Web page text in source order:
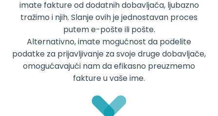
imate fakture od dodatnih dobavljača, ljubazno
tražimo i njih. Slanje ovih je jednostavan proces
putem e-pošte ili pošte.
Alternativno, imate mogućnost da podelite
podatke za prijavljivanje za svoje druge dobavljače,
omogućavajući nam da efikasno preuzmemo
fakture u vaše ime.